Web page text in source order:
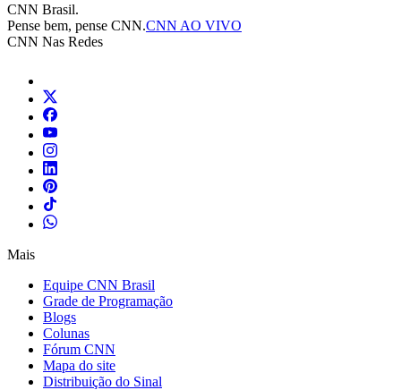
CNN Brasil.
Pense bem, pense CNN.CNN AO VIVO
CNN Nas Redes
Mais
Equipe CNN Brasil
Grade de Programação
Blogs
Colunas
Fórum CNN
Mapa do site
Distribuição do Sinal